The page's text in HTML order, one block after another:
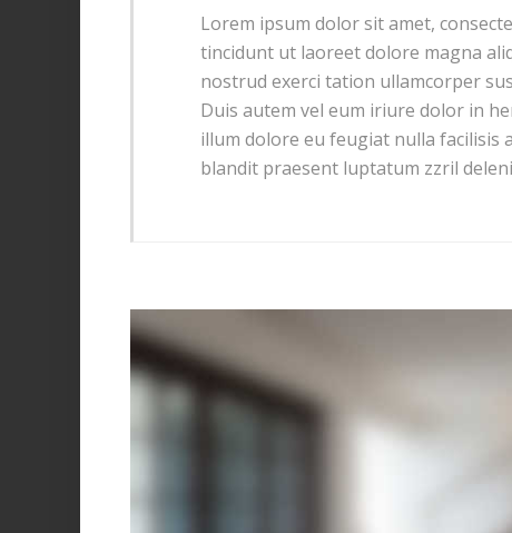
Lorem ipsum dolor sit amet,
tincidunt ut laoreet dolore magna
nostrud exerci tation ullamcorper
Duis autem vel eum iriure dolor in
illum dolore eu feugiat nulla facilisis
blandit praesent luptatum zzril